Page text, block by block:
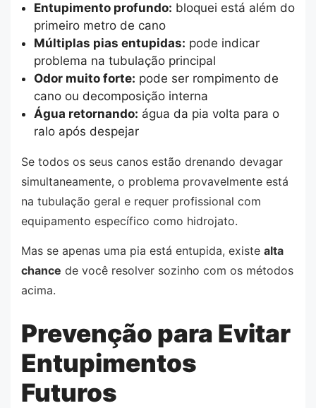
Entupimento profundo: bloquei está além do
primeiro metro de cano
Múltiplas pias entupidas: pode indicar
problema na tubulação principal
Odor muito forte: pode ser rompimento de
cano ou decomposição interna
Água retornando: água da pia volta para o
ralo após despejar
Se todos os seus canos estão drenando devagar
simultaneamente, o problema provavelmente está
na tubulação geral e requer profissional com
equipamento específico como hidrojato.
Mas se apenas uma pia está entupida, existe alta
chance de você resolver sozinho com os métodos
acima.
Prevenção para Evitar
Entupimentos
Futuros